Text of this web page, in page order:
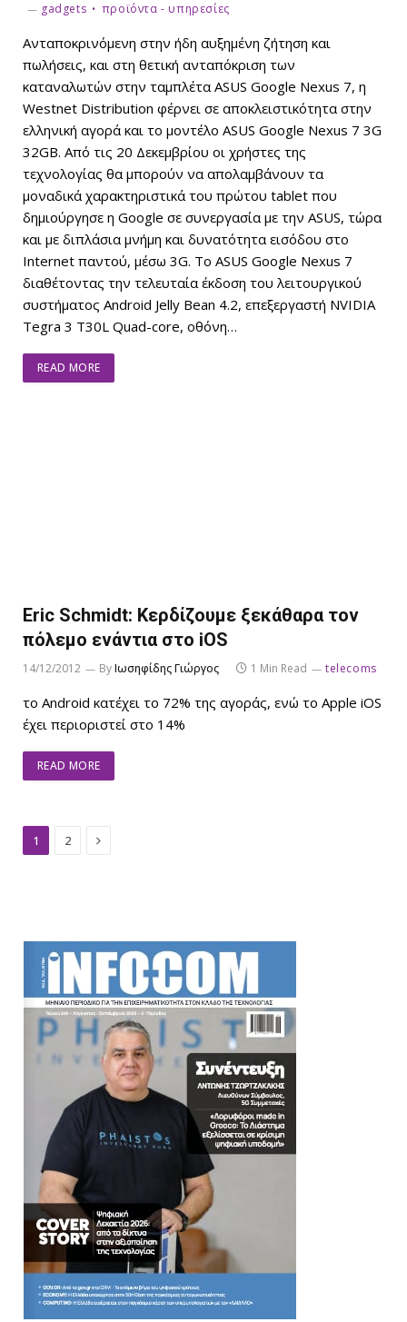
gadgets
προϊόντα - υπηρεσίες
Ανταποκρινόμενη στην ήδη αυξημένη ζήτηση και
πωλήσεις, και στη θετική ανταπόκριση των
καταναλωτών στην ταμπλέτα ASUS Google Nexus 7, η
Westnet Distribution φέρνει σε αποκλειστικότητα στην
ελληνική αγορά και το μοντέλο ASUS Google Nexus 7 3G
32GB. Από τις 20 Δεκεμβρίου οι χρήστες της
τεχνολογίας θα μπορούν να απολαμβάνουν τα
μοναδικά χαρακτηριστικά του πρώτου tablet που
δημιούργησε η Google σε συνεργασία με την ASUS, τώρα
και με διπλάσια μνήμη και δυνατότητα εισόδου στο
Internet παντού, μέσω 3G. Το ASUS Google Nexus 7
διαθέτοντας την τελευταία έκδοση του λειτουργικού
συστήματος Android Jelly Bean 4.2, επεξεργαστή NVIDIA
Tegra 3 T30L Quad-core, οθόνη…
READ MORE
Eric Schmidt: Kερδίζουμε ξεκάθαρα τον
πόλεμο ενάντια στο iOS
14/12/2012 ByΙωσηφίδης Γιώργος 1 Min Read telecoms
το Android κατέχει το 72% της αγοράς, ενώ το Apple iOS
έχει περιοριστεί στο 14%
READ MORE
1 2 Next